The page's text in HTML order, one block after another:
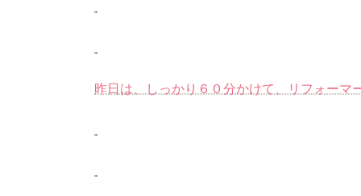
昨日は、しっかり６０分かけて、リフォーマ